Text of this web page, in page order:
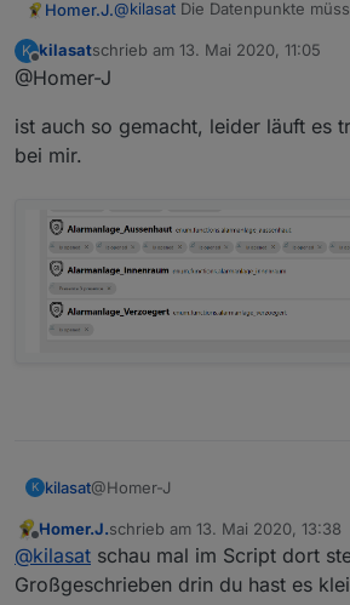
Homer.J.@kilasat Die Datenpunkte
Javascript schau mal ein
K
Offline
kilasatschrieb am 13. Mai 2020, 11:05
zuletzt editiert von
@Homer-J
ist auch so gemacht, leider läuft es
bei mir.
K kilasat@Homer-J
ist auch so gemacht, leider läuft
bei mir.
Offline
Homer.J.schrieb am 13. Mai 2020, 13:38
zuletzt editiert von
@kilasat schau mal im Script dort
Großgeschrieben drin du hast es